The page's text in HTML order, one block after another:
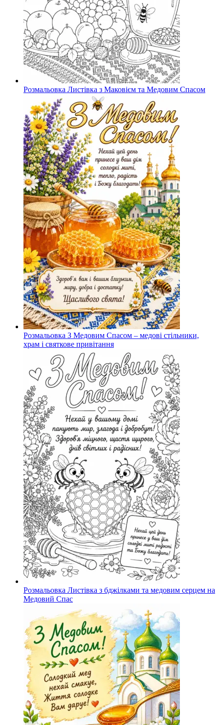
Розмальовка Листівка з Маковієм та Медовим Спасом
Розмальовка З Медовим Спасом – медові стільники,
храм і святкове привітання
Розмальовка Листівка з бджілками та медовим серцем на
Медовий Спас